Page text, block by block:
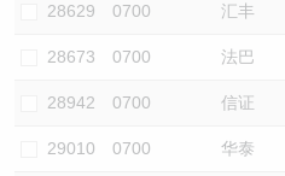
28629 0700 汇丰
28673 0700 法巴
28942 0700 信证
29010 0700 华泰